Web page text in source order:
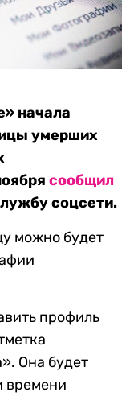
начала
умерших
сообщил
соцсети.
можно будет
профиль
Она будет
времени